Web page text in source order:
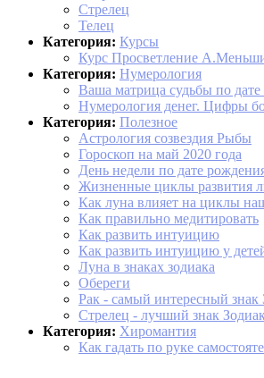
Стрелец
Телец
Категория: Курсы
Курс Просветление
Категория: Нумерология
Ваша матрица судьбы по дате
Нумерология денег. Цифры
Категория: Полезное
Астрология созвездия Рыбы
Гороскоп на май 2020 года
День недели по дате
Жизненные циклы развития
Как луна влияет на циклы
Как правильно медитировать
Как развить интуицию
Как развить интуицию у
Луна в знаках зодиака
Обереги
Рак - самый интересный знак
Стрелец - лучший знак
Категория: Хиромантия
Как гадать по руке